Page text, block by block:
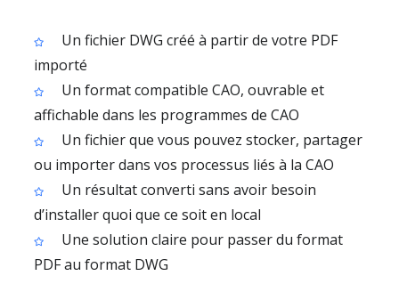
Un fichier DWG créé à partir de votre PDF
importé
Un format compatible CAO, ouvrable et
affichable dans les programmes de CAO
Un fichier que vous pouvez stocker, partager
ou importer dans vos processus liés à la CAO
Un résultat converti sans avoir besoin
d’installer quoi que ce soit en local
Une solution claire pour passer du format
PDF au format DWG